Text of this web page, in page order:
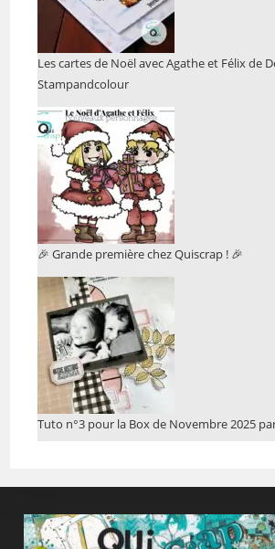
Les cartes de Noël avec Agathe et Félix de
Stampandcolour
🎉 Grande première chez Quiscrap ! 🎉
Tuto n°3 pour la Box de Novembre 2025